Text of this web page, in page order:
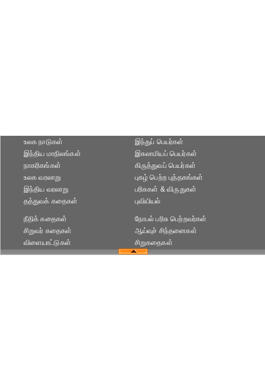
உலக நாடுகள்
இந்திய மாநிலங்கள்
நாகரிகங்கள்
இந்துப் பெயர்கள்
இசுலாமியப் பெயர்கள்
கிருத்துவப் பெயர்கள்
உலக வரலாறு
இந்திய வரலாறு
தத்துவக் கதைகள்
புகழ் பெற்ற புத்தகங்கள்
பரிசுகள் & விருதுகள்
புவியியல்
நீதிக் கதைகள்
சிறுவர் கதைகள்
விளையாட்டுகள்
நோபல் பரிசு‎ பெற்றவர்‎கள்
ஆய்வுச் சிந்தனைகள்
சிறுகதைகள்